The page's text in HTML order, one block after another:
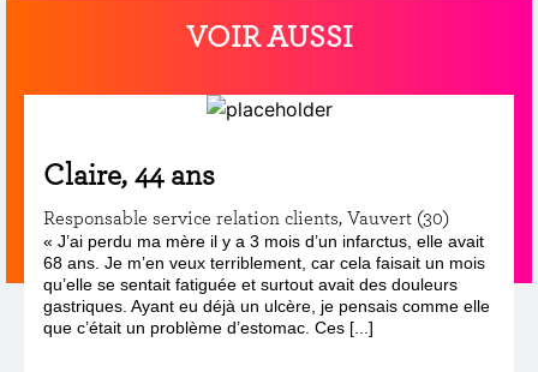
VOIR AUSSI
Claire, 44 ans
Responsable service relation clients, Vauvert (30)
« J’ai perdu ma mère il y a 3 mois d’un infarctus, elle avait
68 ans. Je m’en veux terriblement, car cela faisait un mois
qu’elle se sentait fatiguée et surtout avait des douleurs
gastriques. Ayant eu déjà un ulcère, je pensais comme elle
que c’était un problème d’estomac. Ces [...]